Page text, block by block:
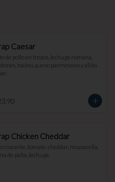
Caesar
de pollo en trozos, lechuga romana,
tocino, queso parmesano y aliño
Chicken Cheddar
crocante, tomate, cheddar, mozzarella,
de palta, lechuga.